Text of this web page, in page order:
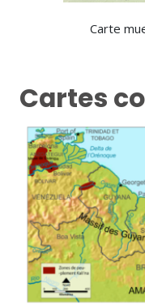
Carte
Cartes